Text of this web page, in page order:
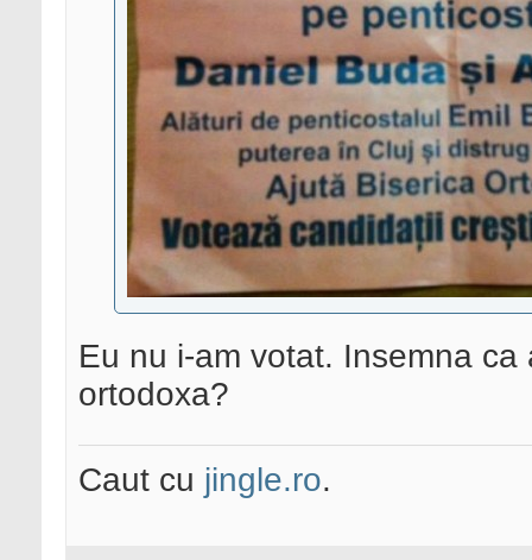
Eu nu i-am votat. Insemna
ortodoxa?
Caut cu jingle.ro.